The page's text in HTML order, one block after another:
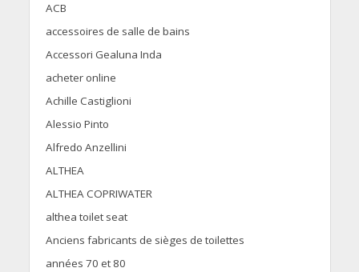
ACB
accessoires de salle de bains
Accessori Gealuna Inda
acheter online
Achille Castiglioni
Alessio Pinto
Alfredo Anzellini
ALTHEA
ALTHEA COPRIWATER
althea toilet seat
Anciens fabricants de sièges de toilettes
années 70 et 80